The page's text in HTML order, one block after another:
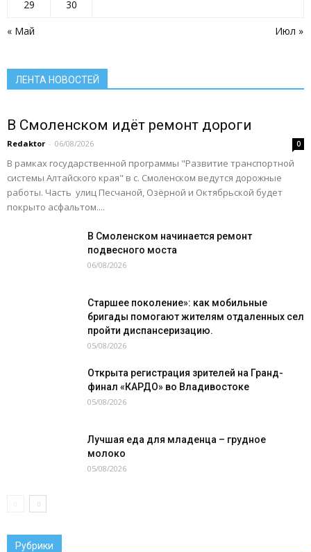
« Май Июл »
29 30
ЛЕНТА НОВОСТЕЙ
Смоленский районный суд
В Смоленском идёт ремонт дороги
Redaktor - 06/08/2026 0
В рамках государственной программы "Развитие транспортной
системы Алтайского края" в с. Смоленском ведутся дорожные
работы. Часть улиц Песчаной, Озёрной и Октябрьской будет
покрыто асфальтом....
В Смоленском начинается ремонт
подвесного моста
06/08/2026
Старшее поколение»: как мобильные
бригады помогают жителям отдаленных сел
пройти диспансеризацию.
05/08/2026
Открыта регистрация зрителей на Гранд-
финал «КАРДО» во Владивостоке
05/08/2026
Лучшая еда для младенца – грудное
молоко
05/08/2026
Рубрики